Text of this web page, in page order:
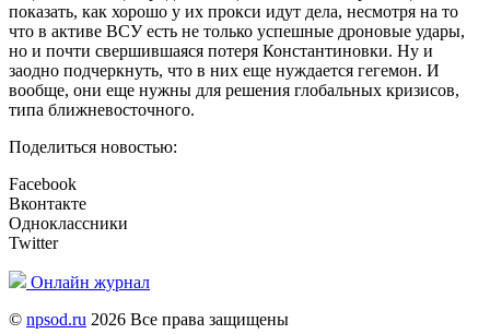
показать, как хорошо у их прокси идут дела, несмотря на то
что в активе ВСУ есть не только успешные дроновые удары,
но и почти свершившаяся потеря Константиновки. Ну и
заодно подчеркнуть, что в них еще нуждается гегемон. И
вообще, они еще нужны для решения глобальных кризисов,
типа ближневосточного.
Поделиться новостью:
Facebook
Вконтакте
Одноклассники
Twitter
Онлайн журнал
© npsod.ru 2026 Все права защищены